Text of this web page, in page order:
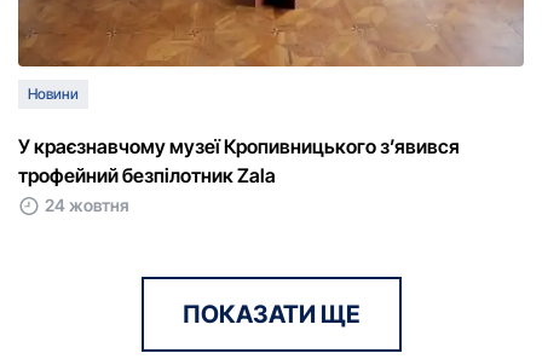
Новини
У краєзнавчому музеї Кропивницького з’явився
трофейний безпілотник Zala
24 жовтня
ПОКАЗАТИ ЩЕ